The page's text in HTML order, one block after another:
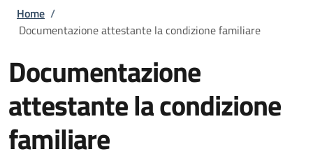
Briciole di pane
Home /
Documentazione attestante la condizione familiare
Documentazione
attestante la condizione
familiare